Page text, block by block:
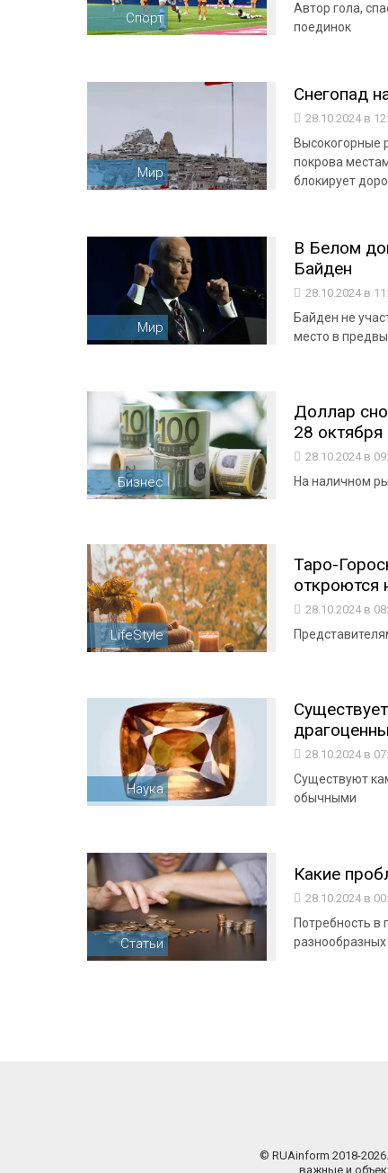
Спорт
Автор гола,
поединок
Мир
Снегопад
28.10.2024 в
Высокогорные
покрова
блокирует
Мир
В Белом
Байден
28.10.2024 в
Байден не
место в
Бизнес
Доллар
28 октября
28.10.2024 в
На наличном
LifeStyle
Таро-
откроются
28.10.2024 в
Наука
28.10.2024 в
Существуют
обычными
Статьи
Какие
28.10.2024 в
Потребность в
© RUAinform 2018-
важные и